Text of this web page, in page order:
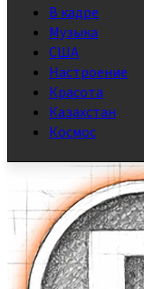
В кадре
Музыка
США
Настроение
Красота
Казахстан
Космос